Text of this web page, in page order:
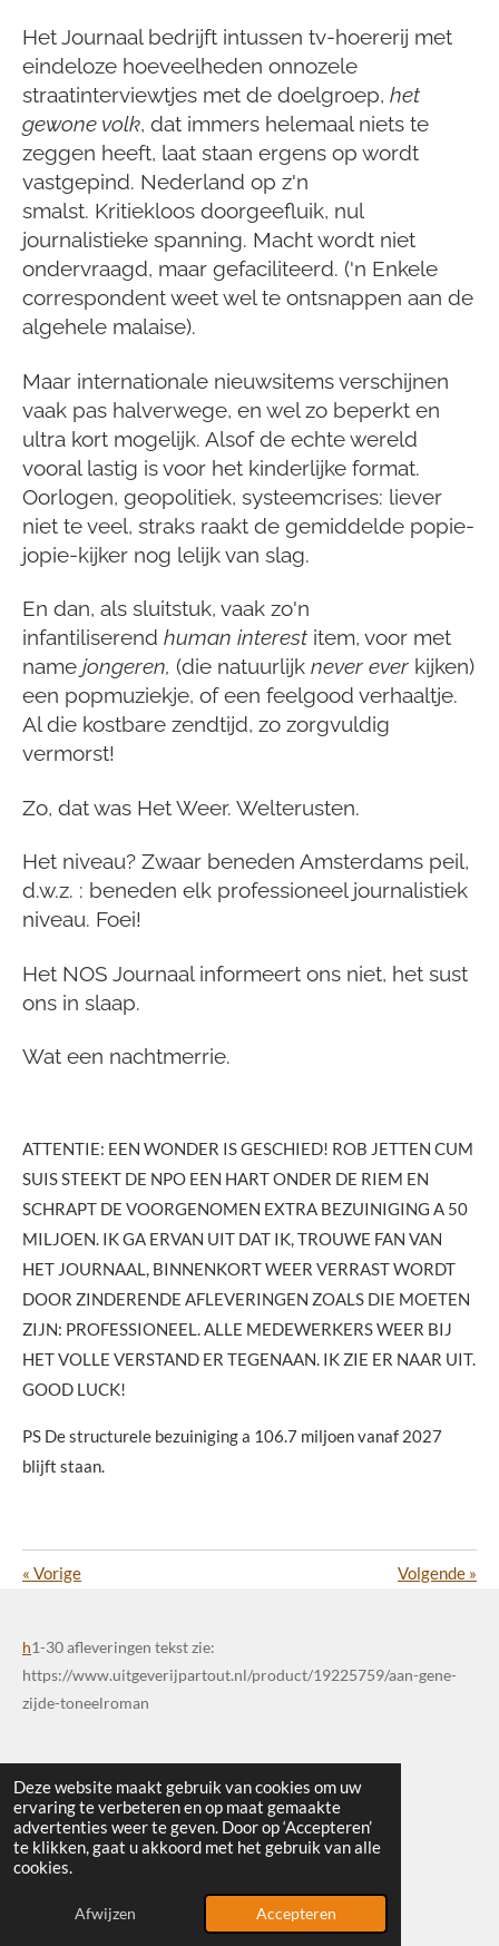
Deze website maakt gebruik van cookies om uw
ervaring te verbeteren en op maat gemaakte
advertenties weer te geven. Door op ‘Accepteren’
te klikken, gaat u akkoord met het gebruik van alle
cookies.
Afwijzen Accepteren
Het Journaal bedrijft intussen tv-hoererij met
eindeloze hoeveelheden onnozele
straatinterviewtjes met de doelgroep, het
gewone volk, dat immers helemaal niets te
zeggen heeft, laat staan ergens op wordt
vastgepind. Nederland op z'n
smalst. Kritiekloos doorgeefluik, nul
journalistieke spanning. Macht wordt niet
ondervraagd, maar gefaciliteerd. ('n Enkele
correspondent weet wel te ontsnappen aan de
algehele malaise).
Maar internationale nieuwsitems verschijnen
vaak pas halverwege, en wel zo beperkt en
ultra kort mogelijk. Alsof de echte wereld
vooral lastig is voor het kinderlijke format.
Oorlogen, geopolitiek, systeemcrises: liever
niet te veel, straks raakt de gemiddelde popie-
jopie-kijker nog lelijk van slag.
En dan, als sluitstuk, vaak zo'n
infantiliserend human interest item, voor met
name jongeren, (die natuurlijk never ever kijken)
een popmuziekje, of een feelgood verhaaltje.
Al die kostbare zendtijd, zo zorgvuldig
vermorst!
Zo, dat was Het Weer. Welterusten.
Het niveau? Zwaar beneden Amsterdams peil,
d.w.z. : beneden elk professioneel journalistiek
niveau. Foei!
Het NOS Journaal informeert ons niet, het sust
ons in slaap.
Wat een nachtmerrie.
ATTENTIE: EEN WONDER IS GESCHIED! ROB JETTEN CUM
SUIS STEEKT DE NPO EEN HART ONDER DE RIEM EN
SCHRAPT DE VOORGENOMEN EXTRA BEZUINIGING A 50
MILJOEN. IK GA ERVAN UIT DAT IK, TROUWE FAN VAN
HET JOURNAAL, BINNENKORT WEER VERRAST WORDT
DOOR ZINDERENDE AFLEVERINGEN ZOALS DIE MOETEN
ZIJN: PROFESSIONEEL. ALLE MEDEWERKERS WEER BIJ
HET VOLLE VERSTAND ER TEGENAAN. IK ZIE ER NAAR UIT.
GOOD LUCK!
PS De structurele bezuiniging a 106.7 miljoen vanaf 2027
blijft staan.
« Vorige Volgende »
h1-30 afleveringen tekst zie:
https://www.uitgeverijpartout.nl/product/19225759/aan-gene-
zijde-toneelroman
© 2025 - 2026 Uitgeverij Partout